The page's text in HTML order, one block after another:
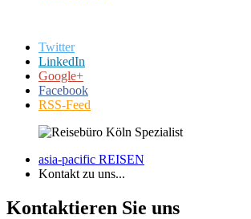
Twitter
LinkedIn
Google+
Facebook
RSS-Feed
asia-pacific REISEN
Kontakt zu uns...
Kontaktieren Sie uns